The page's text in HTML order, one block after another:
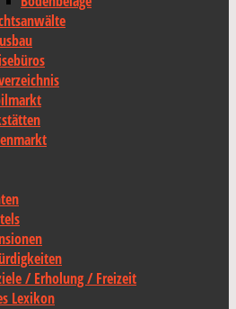
/ Erholung / Freizeit
Lexikon